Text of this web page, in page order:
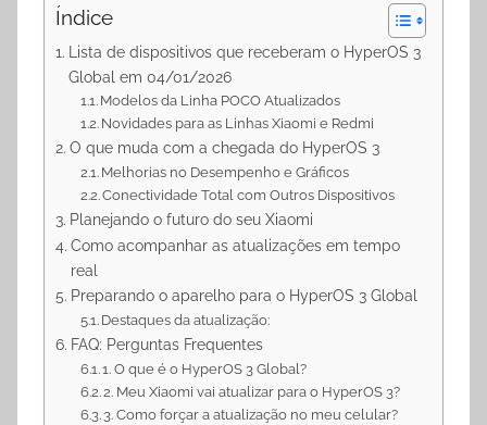
Índice
Lista de dispositivos que receberam o HyperOS 3
Global em 04/01/2026
Modelos da Linha POCO Atualizados
Novidades para as Linhas Xiaomi e Redmi
O que muda com a chegada do HyperOS 3
Melhorias no Desempenho e Gráficos
Conectividade Total com Outros Dispositivos
Planejando o futuro do seu Xiaomi
Como acompanhar as atualizações em tempo
real
Preparando o aparelho para o HyperOS 3 Global
Destaques da atualização:
FAQ: Perguntas Frequentes
1. O que é o HyperOS 3 Global?
2. Meu Xiaomi vai atualizar para o HyperOS 3?
3. Como forçar a atualização no meu celular?